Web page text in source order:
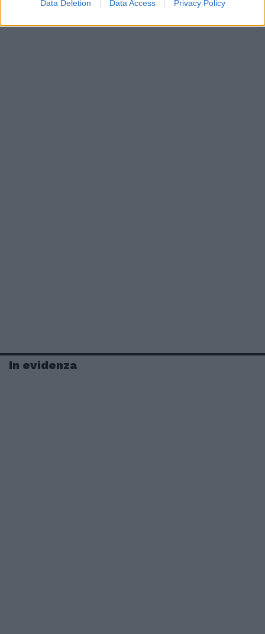
Data Deletion Data Access Privacy Policy
In evidenza